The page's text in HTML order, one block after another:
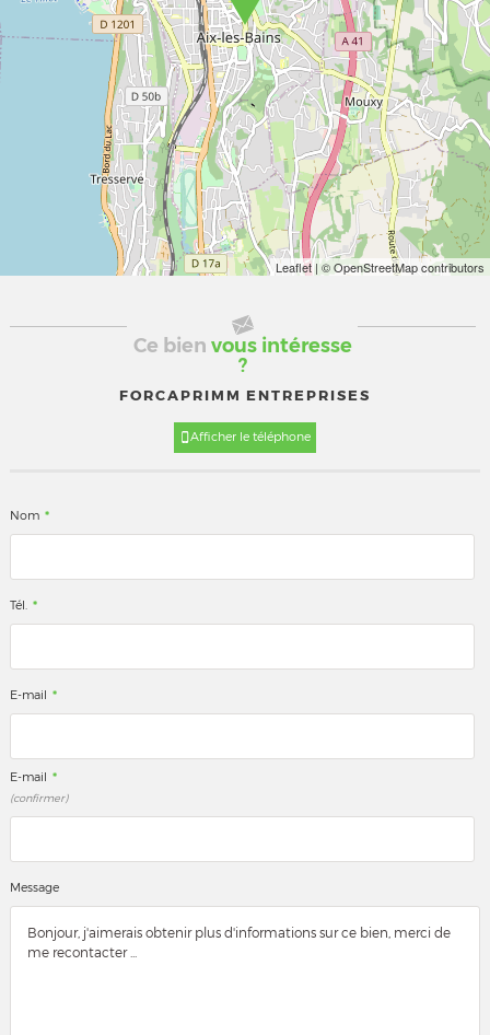
Leaflet | © OpenStreetMap contributors
Ce bien vous intéresse
?
FORCAPRIMM ENTREPRISES
Afficher le téléphone
Nom *
Tél. *
E-mail *
E-mail *
(confirmer)
Message